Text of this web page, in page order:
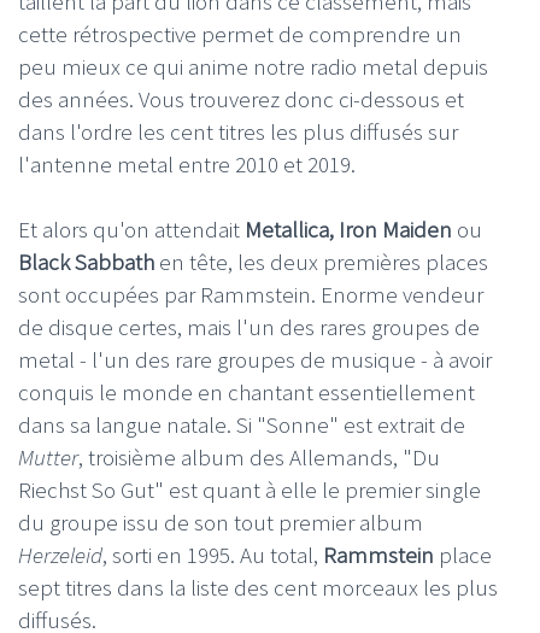
cette rétrospective permet de comprendre un
peu mieux ce qui anime notre radio metal depuis
des années. Vous trouverez donc ci-dessous et
dans l'ordre les cent titres les plus diffusés sur
l'antenne metal entre 2010 et 2019.
Et alors qu'on attendait Metallica, Iron Maiden ou
Black Sabbath en tête, les deux premières places
sont occupées par Rammstein. Enorme vendeur
de disque certes, mais l'un des rares groupes de
metal - l'un des rare groupes de musique - à avoir
conquis le monde en chantant essentiellement
dans sa langue natale. Si "Sonne" est extrait de
Mutter, troisième album des Allemands, "Du
Riechst So Gut" est quant à elle le premier single
du groupe issu de son tout premier album
Herzeleid, sorti en 1995. Au total, Rammstein place
sept titres dans la liste des cent morceaux les plus
diffusés.